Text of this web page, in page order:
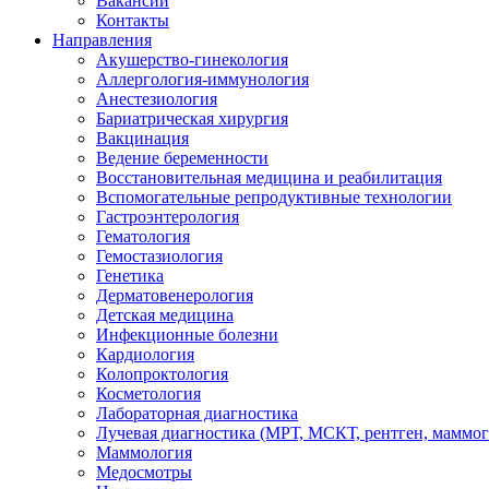
Контакты
Направления
Акушерство-гинекология
Аллергология-иммунология
Анестезиология
Бариатрическая хирургия
Вакцинация
Ведение беременности
Восстановительная медицина и реабилитация
Вспомогательные репродуктивные технологии
Гастроэнтерология
Гематология
Гемостазиология
Генетика
Дерматовенерология
Детская медицина
Инфекционные болезни
Кардиология
Колопроктология
Косметология
Лабораторная диагностика
Лучевая диагностика (МРТ, МСКТ, рентген,
Маммология
Медосмотры